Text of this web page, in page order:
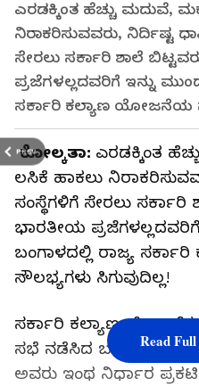
PREV
ಎರಡಕ್ಕಿಂತ ಹೆಚ್ಚು ಮದುವೆ,
ನಿರಾಕರಿಸುವವರು, ನಿರ್ದಿಷ್ಟ
ಸೇರಲು ಸರ್ಕಾರಿ ಶಾಲೆ
ಪ್ರಜೆಗಳಲ್ಲದವರಿಗೆ ಇನ್ನು
ಸರ್ಕಾರಿ ಕಲ್ಯಾಣ ಯೋಜನೆಯ
ಕೋಲ್ಕತಾ: ಎರಡಕ್ಕಿಂತ
ಲಸಿಕೆ ಹಾಕಲು
ಸಂಸ್ಥೆಗಳಿಗೆ ಸೇರಲು
ಭಾರತೀಯ
ಬಂಗಾಳದಲ್ಲಿ ರಾಜ್ಯ
ಸೌಲಭ್ಯಗಳು ಸಿಗುವುದಿಲ್ಲ!
ಸರ್ಕಾರಿ ಕಲ್ಯಾಣ
ಸಭೆ ನಡೆಸಿದ ಬಳಿಕ
ಅವರು ಇಂಥ ನಿರ್ಧಾರ
Read